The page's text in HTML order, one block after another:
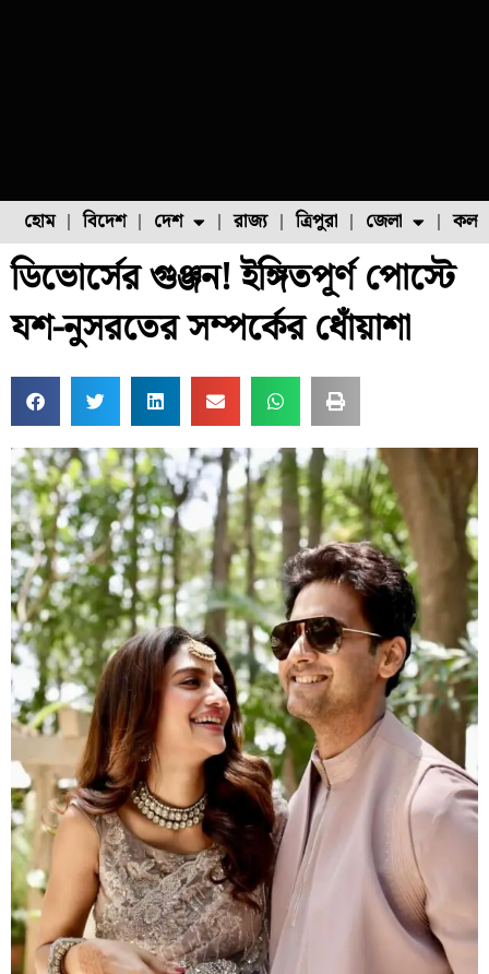
হোম বিদেশ দেশ
ফুল চাষ ফল চাষ মাছ চাষ পোল্ট্রি চাষ
রাজ্য ত্রিপুরা জেলা
উত্তর ২৪ পরগনা
ডিভোর্সের গুঞ্জন! ইঙ্গিতপূর্ণ পোস্টে
যশ-নুসরতের সম্পর্কের ধোঁয়াশা